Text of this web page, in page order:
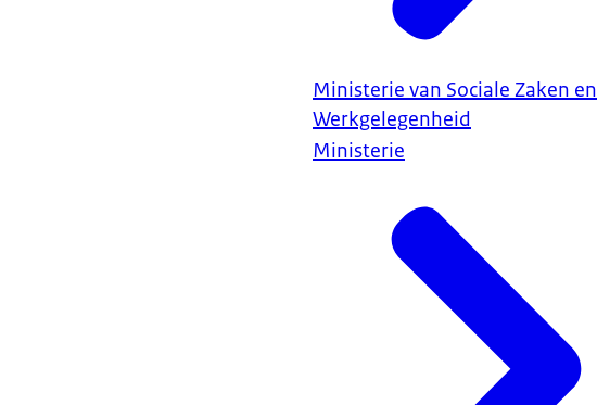
Ministerie van Sociale Zaken en
Werkgelegenheid
Ministerie